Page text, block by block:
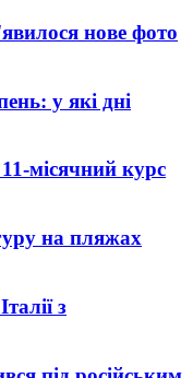
нове фото
у які дні
місячний курс
на пляжах
з